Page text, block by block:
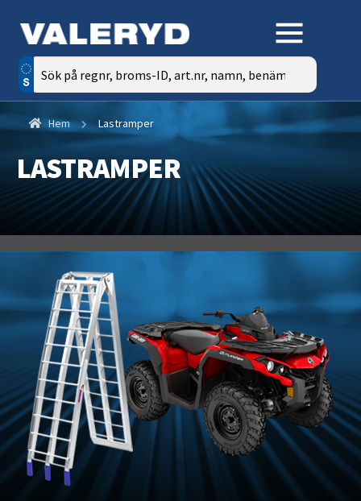
Sök
efter:
Hem Lastramper
LASTRAMPER